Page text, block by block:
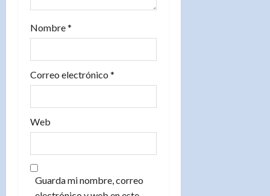
d
a
s
Nombre*
Correo electrónico *
Web
Guarda mi nombre, correo